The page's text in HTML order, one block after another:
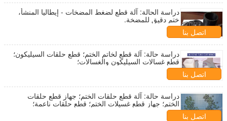
دراسة الحالة: آلة قطع لضغط المضخات - إيطاليا المنشأ،
ختم دقيق للمضخة.
اتصل بنا
دراسة حالة: آلة قطع لخاتم الختم؛ قطع حلقات السيليكون؛
قطع غسالات السيليكون والغسالات؛
اتصل بنا
دراسة حالة: آلة قطع حلقات الختم؛ جهاز قطع حلقات
الختم؛ جهاز قطع غسيلات الختم؛ قطع حلقات ناعمة؛
اتصل بنا